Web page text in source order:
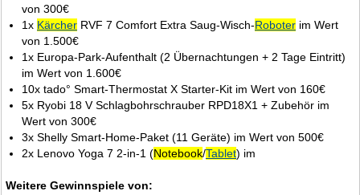
von 300€
1x Kärcher RVF 7 Comfort Extra Saug‑Wisch‑Roboter im Wert
von 1.500€
1x Europa‑Park‑Aufenthalt (2 Übernachtungen + 2 Tage Eintritt)
im Wert von 1.600€
10x tado° Smart‑Thermostat X Starter‑Kit im Wert von 160€
5x Ryobi 18 V Schlagbohrschrauber RPD18X1 + Zubehör im
Wert von 300€
3x Shelly Smart‑Home‑Paket (11 Geräte) im Wert von 500€
2x Lenovo Yoga 7 2‑in‑1 (Notebook/Tablet) im
Weitere Gewinnspiele von: